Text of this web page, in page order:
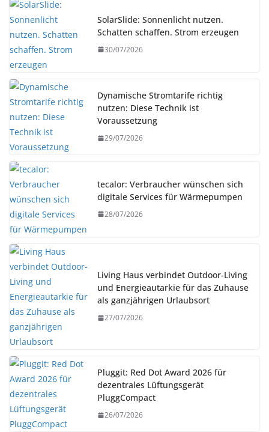
SolarSlide: Sonnenlicht nutzen.
Schatten schaffen. Strom erzeugen
30/07/2026
Dynamische Stromtarife richtig
nutzen: Diese Technik ist
Voraussetzung
29/07/2026
tecalor: Verbraucher wünschen sich
digitale Services für Wärmepumpen
28/07/2026
Living Haus verbindet Outdoor-Living
und Energieautarkie für das Zuhause
als ganzjährigen Urlaubsort
27/07/2026
Pluggit: Red Dot Award 2026 für
dezentrales Lüftungsgerät
PluggCompact
26/07/2026